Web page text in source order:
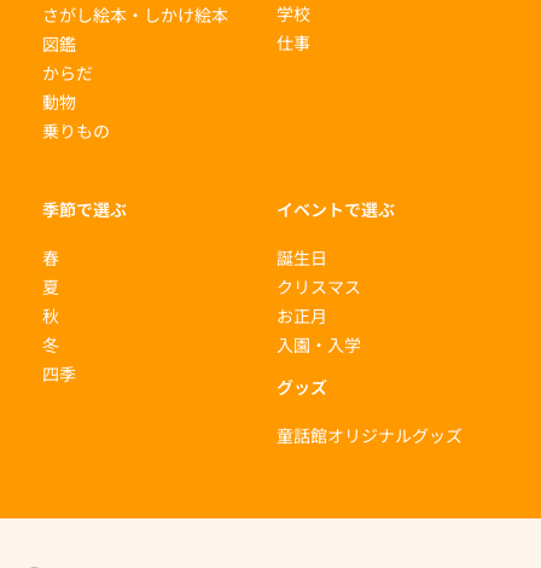
さがし絵本・しかけ絵本
図鑑
からだ
動物
乗りもの
学校
仕事
季節で選ぶ
春
夏
秋
冬
四季
イベントで選ぶ
誕生日
クリスマス
お正月
入園・入学
グッズ
童話館オリジナルグッズ